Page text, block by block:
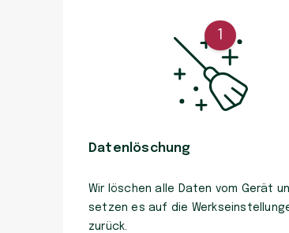
1
Datenlöschung
Wir löschen alle Daten vom Gerät
setzen es auf die
zurück.